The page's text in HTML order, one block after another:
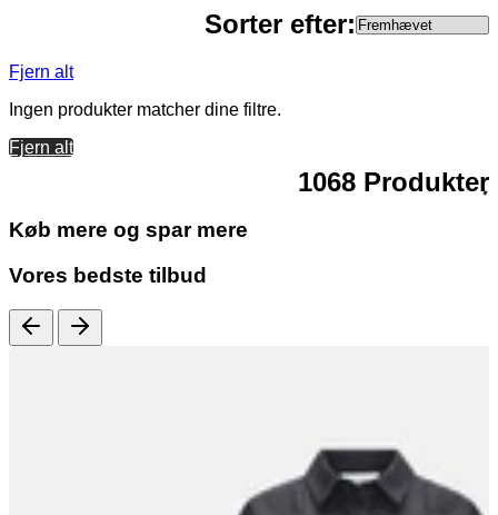
Sorter efter:
Fjern alt
Ingen produkter matcher dine filtre.
Fjern alt
1068 Produkter
Køb mere og spar mere
Vores bedste tilbud